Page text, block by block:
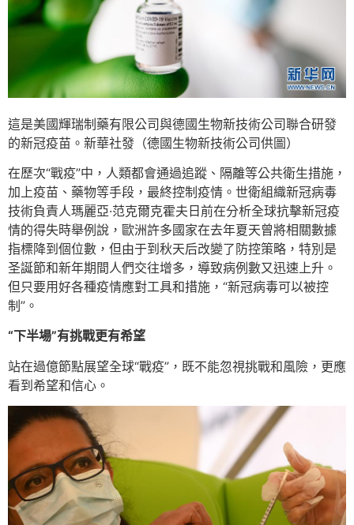
這是美國輝瑞制藥有限公司與德國生物新技術公司聯合研發
的新冠疫苗。新華社發（德國生物新技術公司供圖）
在歷次“戰疫”中，人類都會通過追蹤、隔離等公共衛生措施，
加上疫苗、藥物等手段，最終控制疫情。世衛組織新冠病毒
技術負責人瑪麗亞·范克爾克霍夫日前在分析全球抗擊新冠疫
情的得失時舉例說，歐洲許多國家在去年夏天曾將相關數據
指標降到個位數，但由于到秋天后改變了防控策略，特別是
圣誕節和新年期間人們交往增多，導致病例數又迅速上升。
但只要用好各種疫情應對工具和措施，“新冠病毒可以被控
制”。
“下半場”有挑戰更有希望
站在過億節點展望全球“戰疫”，既不能忽視挑戰和風險，更應
看到希望和信心。